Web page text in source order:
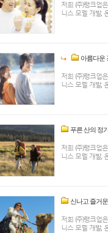
저희 (주)랭크업
니스 모델 개발,
아름다운
저희 (주)랭크업
니스 모델 개발,
푸른 산의 정
저희 (주)랭크업
니스 모델 개발,
신나고 즐거
저희 (주)랭크업
니스 모델 개발,